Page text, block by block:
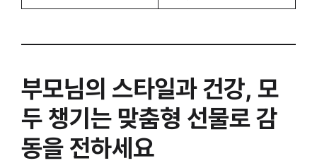
부모님의 스타일과 건강, 모
두 챙기는 맞춤형 선물로 감
동을 전하세요